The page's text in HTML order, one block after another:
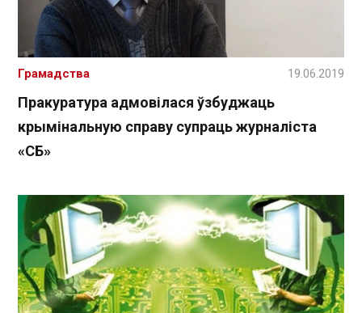
Пракуратура адмовілася ўзбуджаць
крымінальную справу супраць журналіста
«СБ»
Грамадства 19.06.2019